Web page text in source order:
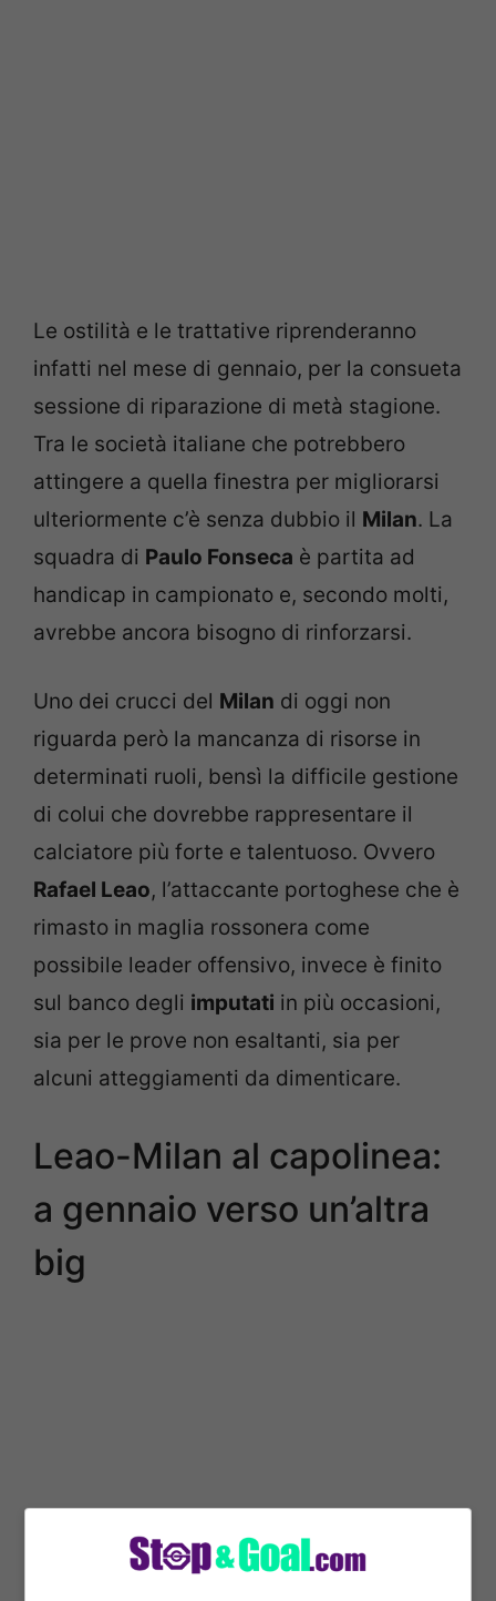
Le ostilità e le trattative riprenderanno
infatti nel mese di gennaio, per la consueta
sessione di riparazione di metà stagione.
Tra le società italiane che potrebbero
attingere a quella finestra per migliorarsi
ulteriormente c’è senza dubbio il Milan. La
squadra di Paulo Fonseca è partita ad
handicap in campionato e, secondo molti,
avrebbe ancora bisogno di rinforzarsi.
Uno dei crucci del Milan di oggi non
riguarda però la mancanza di risorse in
determinati ruoli, bensì la difficile gestione
di colui che dovrebbe rappresentare il
calciatore più forte e talentuoso. Ovvero
Rafael Leao, l’attaccante portoghese che è
rimasto in maglia rossonera come
possibile leader offensivo, invece è finito
sul banco degli imputati in più occasioni,
sia per le prove non esaltanti, sia per
alcuni atteggiamenti da dimenticare.
Leao-Milan al capolinea:
a gennaio verso un’altra
big